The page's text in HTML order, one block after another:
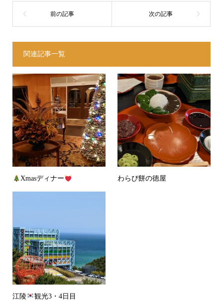
関連記事一覧
Xmasディナー わらび餅の徳屋
江陵 観光3・4日目